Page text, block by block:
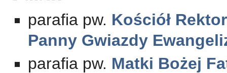
parafia pw. Kościół
Panny Gwiazdy
parafia pw. Matki Bożej